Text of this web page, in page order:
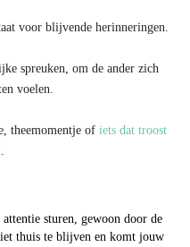
voor blijvende herinneringen.
spreuken, om de ander zich
voelen.
theemomentje of iets dat troost
.
sturen, gewoon door de
thuis te blijven en komt jouw